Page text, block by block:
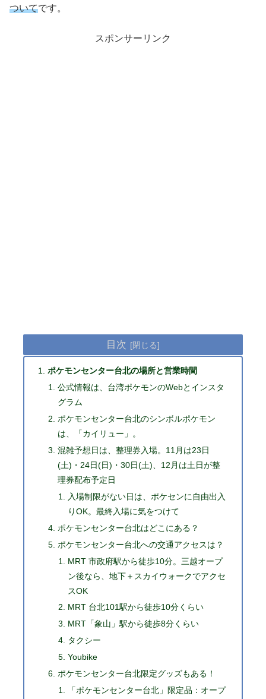
ついてです。
スポンサーリンク
目次
ポケモンセンター台北の場所と営業時間
公式情報は、台湾ポケモンのWebとインスタ
グラム
ポケモンセンター台北のシンボルポケモン
は、「カイリュー」。
混雑予想日は、整理券入場。11月は23日
(土)・24日(日)・30日(土)、12月は土日が整
理券配布予定日
入場制限がない日は、ポケセンに自由出入
りOK。最終入場に気をつけて
ポケモンセンター台北はどこにある？
ポケモンセンター台北への交通アクセスは？
MRT 市政府駅から徒歩10分。三越オープ
ン後なら、地下＋スカイウォークでアクセ
スOK
MRT 台北101駅から徒歩10分くらい
MRT「象山」駅から徒歩8分くらい
タクシー
Youbike
ポケモンセンター台北限定グッズもある！
「ポケモンセンター台北」限定品：オープ